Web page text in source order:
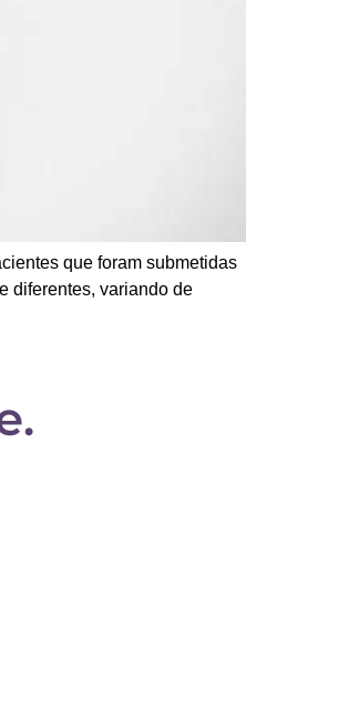
que foram submetidas
diferentes, variando de